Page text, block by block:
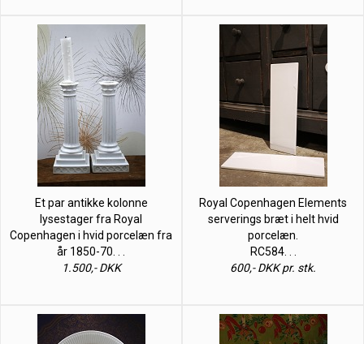
Et par antikke kolonne
lysestager fra Royal
Copenhagen i hvid porcelæn fra
år 1850-70. . .
1.500,- DKK
Royal Copenhagen Elements
serverings bræt i helt hvid
porcelæn.
RC584. . .
600,- DKK pr. stk.